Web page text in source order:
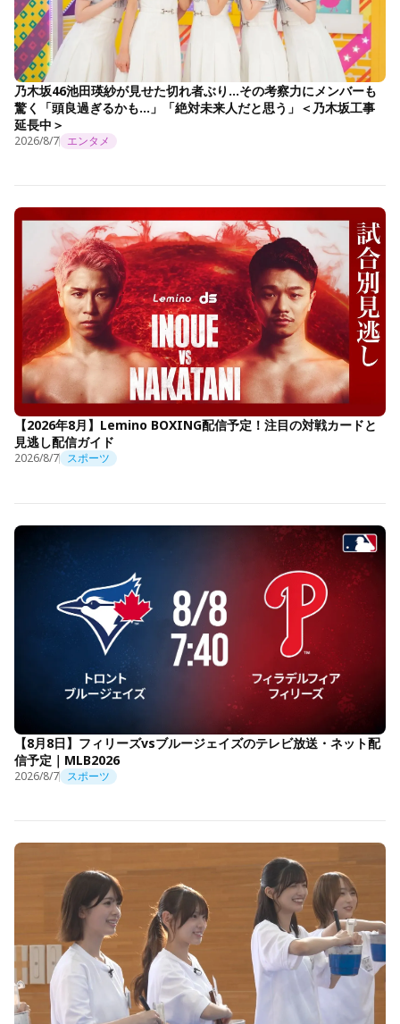
乃木坂46池田瑛紗が見せた切れ者ぶり…その考察力にメンバーも
驚く「頭良過ぎるかも…」「絶対未来人だと思う」＜乃木坂工事
延長中＞
2026/8/7 エンタメ
【2026年8月】Lemino BOXING配信予定！注目の対戦カードと
見逃し配信ガイド
2026/8/7 スポーツ
【8月8日】フィリーズvsブルージェイズのテレビ放送・ネット配
信予定｜MLB2026
2026/8/7 スポーツ